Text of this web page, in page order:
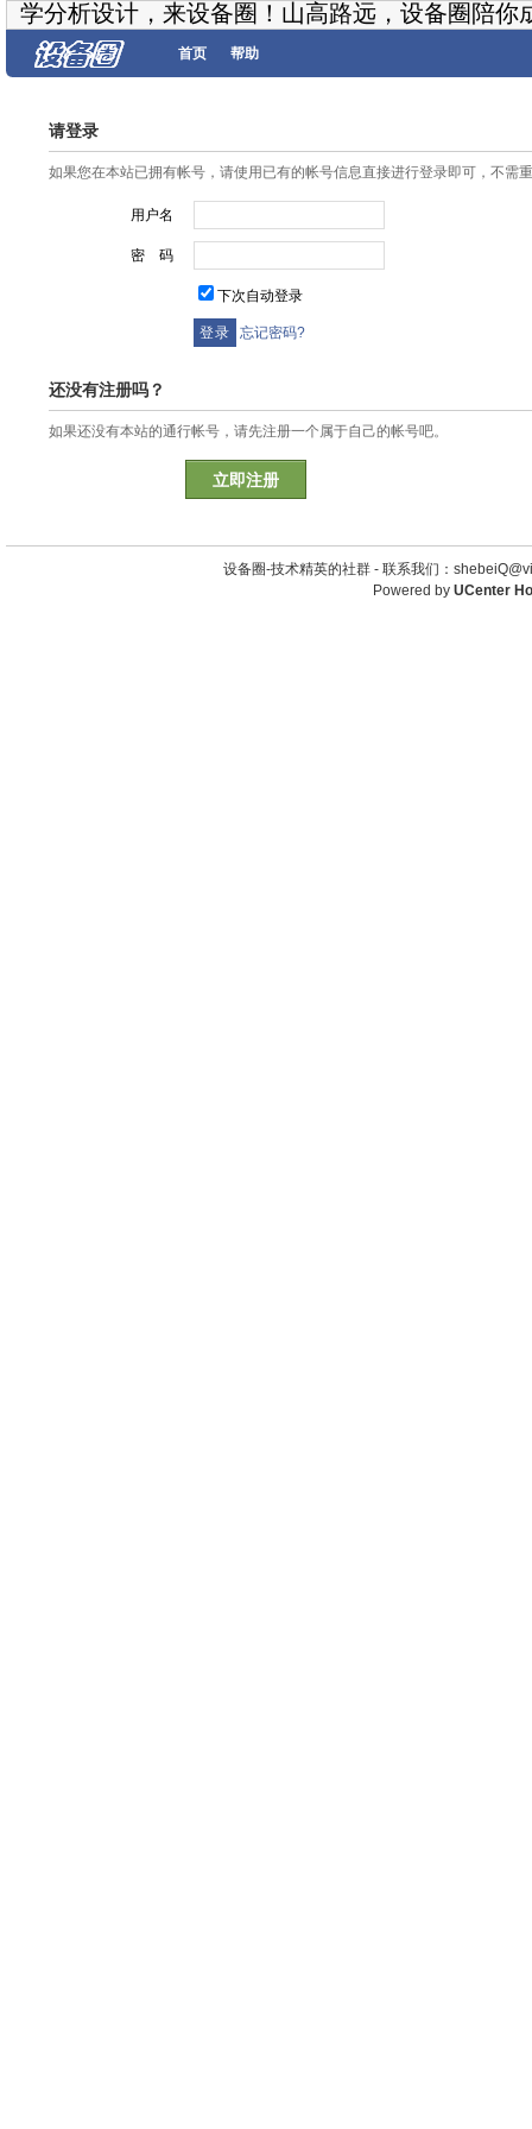
学分析设计，来设备圈！山高路远，设备圈陪你
首页 帮助
请登录
如果您在本站已拥有帐号，请使用已有的帐号信息直接进行登录即可，不需
用户名
密 码
下次自动登录
忘记密码?
还没有注册吗？
如果还没有本站的通行帐号，请先注册一个属于自己的帐号吧。
立即注册
设备圈-技术精英的社群 - 联系我们：
Powered by UCenter